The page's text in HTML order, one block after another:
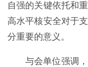
自强的关键依托和
高水平核安全对于
分重要的意义。
与会单位强调